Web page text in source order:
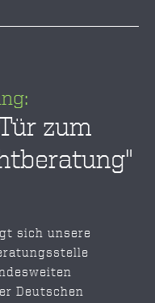
zum
sich unsere
Deutschen